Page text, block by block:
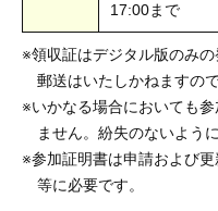
17:00まで
※領収証はデジタル版のみ
郵送はいたしかねますの
※いかなる場合においても
ません。紛失のないよう
※参加証明書は申請および
等に必要です。